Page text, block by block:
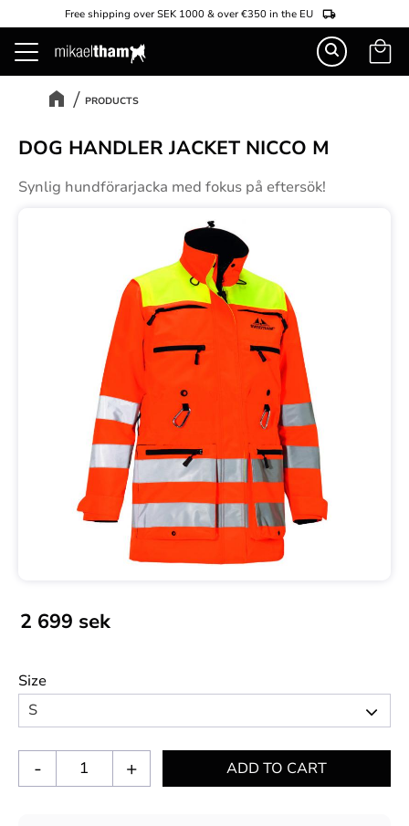
Menu
Free shipping over SEK 1000 & over €350 in the EU
Basket
PRODUCTS
DOG HANDLER JACKET NICCO M
Synlig hundförarjacka med fokus på eftersök!
2 699 sek
Size
+
-